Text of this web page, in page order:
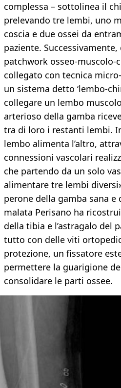
complessa – sottolinea il
prelevando tre lembi, uno
coscia e due ossei da
paziente.
patchwork osseo-muscolo-
collegato con tecnica
un sistema detto ‘lembo-
collegare un lembo
arterioso della gamba
tra di loro i restanti lembi.
lembo alimenta l’altro,
connessioni vascolari
che partendo da un solo
alimentare tre lembi
perone della gamba sana e
malata Perisano ha
della tibia e l’astragalo del
tutto con delle viti
protezione, un fissatore
permettere la guarigione
consolidare le parti ossee.